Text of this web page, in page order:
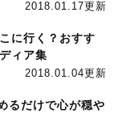
2018.01.17更新
に行く？おすす
ィア集
2018.01.04更新
るだけで心が穏や